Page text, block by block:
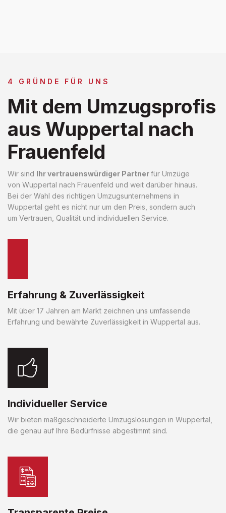
4 GRÜNDE FÜR UNS
Mit dem Umzugsprofis
aus Wuppertal nach
Frauenfeld
Wir sind Ihr vertrauenswürdiger Partnerfür Umzüge
von Wuppertal nach Frauenfeld und weit darüber hinaus.
Bei der Wahl des richtigen Umzugsunternehmens in
Wuppertal geht es nicht nur um den Preis, sondern auch
um Vertrauen, Qualität und individuellen Service.
Erfahrung & Zuverlässigkeit
Mit über 17 Jahren am Markt zeichnen uns umfassende
Erfahrung und bewährte Zuverlässigkeit in Wuppertal aus.
Individueller Service
Wir bieten maßgeschneiderte Umzugslösungen in Wuppertal,
die genau auf Ihre Bedürfnisse abgestimmt sind.